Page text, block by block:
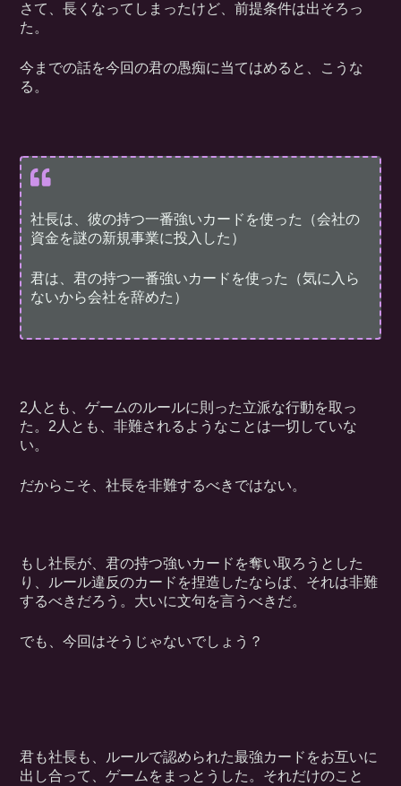
さて、長くなってしまったけど、前提条件は出そろっ
た。
今までの話を今回の君の愚痴に当てはめると、こうな
る。
社長は、彼の持つ一番強いカードを使った（会社の
資金を謎の新規事業に投入した）
君は、君の持つ一番強いカードを使った（気に入ら
ないから会社を辞めた）
2人とも、ゲームのルールに則った立派な行動を取っ
た。2人とも、非難されるようなことは一切していな
い。
だからこそ、社長を非難するべきではない。
もし社長が、君の持つ強いカードを奪い取ろうとした
り、ルール違反のカードを捏造したならば、それは非難
するべきだろう。大いに文句を言うべきだ。
でも、今回はそうじゃないでしょう？
君も社長も、ルールで認められた最強カードをお互いに
出し合って、ゲームをまっとうした。それだけのこと